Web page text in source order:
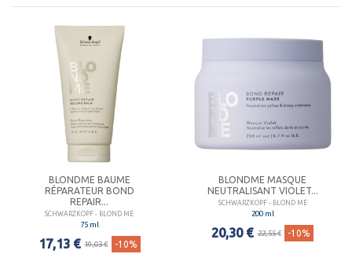
BLONDME BAUME
RÉPARATEUR BOND
REPAIR...
SCHWARZKOPF - BLOND ME
75 ml
17,13 € 19,03 € -10%
BLONDME MASQUE
NEUTRALISANT VIOLET...
SCHWARZKOPF - BLOND ME
200 ml
20,30 € 22,55 € -10%